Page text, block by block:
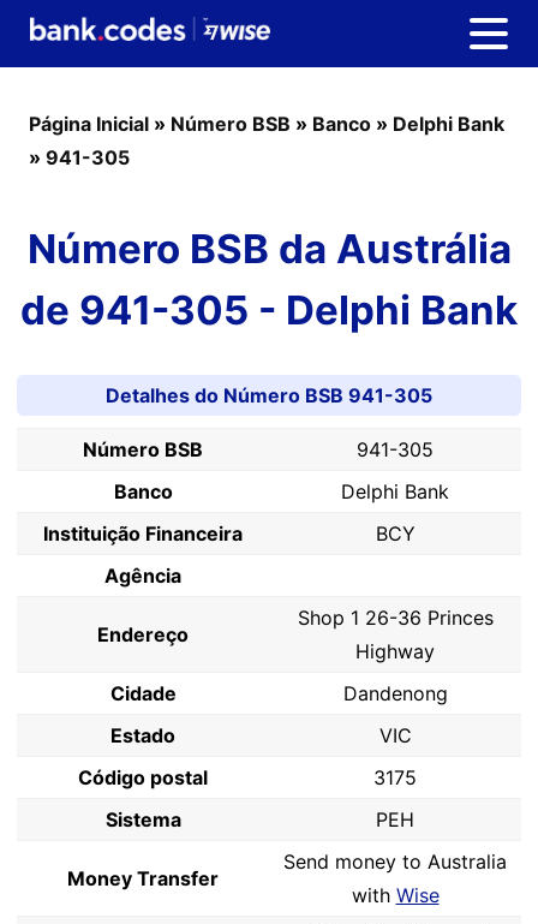
Página Inicial » Número BSB » Banco » Delphi Bank
» 941-305
Número BSB da Austrália
de 941-305 - Delphi Bank
Detalhes do Número BSB 941-305
Número BSB
941-305
Banco
Delphi Bank
Instituição Financeira
BCY
Agência
Endereço
Shop 1 26-36 Princes
Highway
Cidade
Dandenong
Estado
VIC
Código postal
3175
Sistema
PEH
Money Transfer
Send money to Australia
with Wise